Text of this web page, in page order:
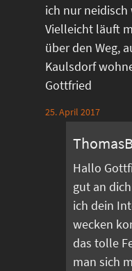
ich nur neidisch
Vielleicht läuft
über den Weg,
Kaulsdorf
Gottfried
25. April 2017
Hallo
gut an
ich dein
wecken
das tolle
man sich